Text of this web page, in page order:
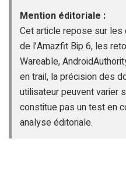
Mention éditoriale :
Cet article repose sur
de l’Amazfit Bip 6, les
Wareable,
en trail, la précision des
utilisateur peuvent varier
constitue pas un test en
analyse éditoriale.